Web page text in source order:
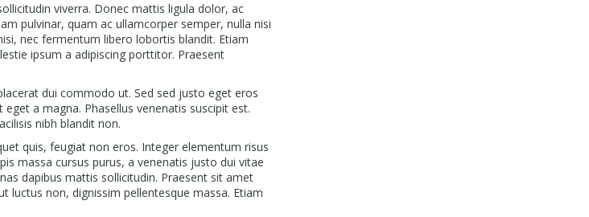
viverra. Donec mattis ligula dolor, ac
pulvinar, quam ac ullamcorper semper, nulla nisi
nec fermentum libero lobortis blandit. Etiam
ipsum a adipiscing porttitor. Praesent
dui commodo ut. Sed sed justo eget eros
a magna. Phasellus venenatis suscipit est.
nibh blandit non.
quis, feugiat non eros. Integer elementum risus
massa cursus purus, a venenatis justo dui vitae
dapibus mattis sollicitudin. Praesent sit amet
luctus non, dignissim pellentesque massa. Etiam